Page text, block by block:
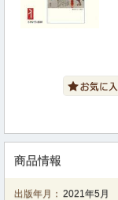
商品情報
出版年月： 2021年5月